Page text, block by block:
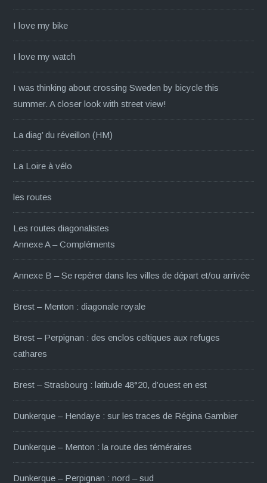
I love my bike
I love my watch
I was thinking about crossing Sweden by bicycle this
summer. A closer look with street view!
La diag’ du réveillon (HM)
La Loire à vélo
les routes
Les routes diagonalistes
Annexe A – Compléments
Annexe B – Se repérer dans les villes de départ et/ou arrivée
Brest – Menton : diagonale royale
Brest – Perpignan : des enclos celtiques aux refuges
cathares
Brest – Strasbourg : latitude 48°20, d’ouest en est
Dunkerque – Hendaye : sur les traces de Régina Gambier
Dunkerque – Menton : la route des téméraires
Dunkerque – Perpignan : nord – sud